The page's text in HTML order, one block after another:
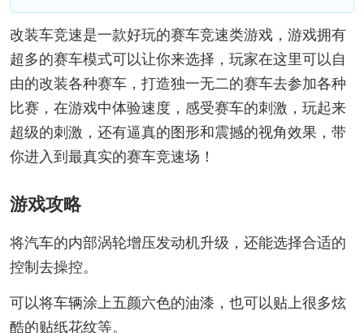
改装车竞速是一款好玩的赛车竞速类游戏，游戏拥有
超多的赛车模式可以让你来选择，玩家在这里可以自
由的改装各种赛车，打造独一无二的赛车去参加各种
比赛，在游戏中体验速度，感受赛车的刺激，玩起来
超级的刺激，还有逼真的图形和震撼的视角效果，带
你进入到最真实的赛车竞速场！
游戏攻略
将汽车的内部涡轮增压发动机升级，还能选择合适的
控制去操控。
可以将车辆涂上五颜六色的油漆，也可以贴上很多炫
酷的贴纸花纹等。